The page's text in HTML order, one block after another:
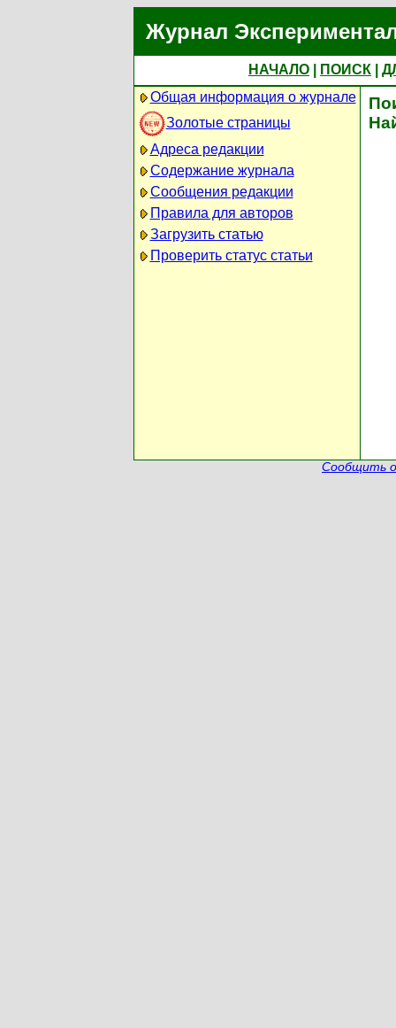
Журнал
НАЧАЛО ПОИСК
Общая информация о журнале
Золотые страницы
Адреса редакции
Содержание журнала
Сообщения редакции
Правила для авторов
Загрузить статью
Проверить статус статьи
Сообщить о